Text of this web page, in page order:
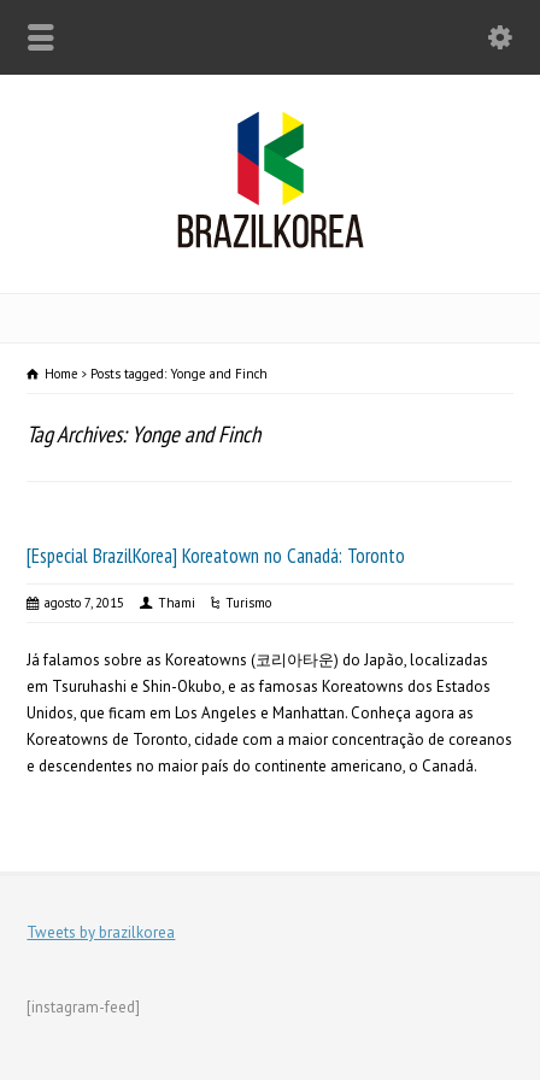
Home Posts tagged: Yonge and Finch
Tag Archives: Yonge and Finch
[Especial BrazilKorea] Koreatown no Canadá: Toronto
agosto 7, 2015 Thami Turismo
Já falamos sobre as Koreatowns (코리아타운) do Japão, localizadas
em Tsuruhashi e Shin-Okubo, e as famosas Koreatowns dos Estados
Unidos, que ficam em Los Angeles e Manhattan. Conheça agora as
Koreatowns de Toronto, cidade com a maior concentração de coreanos
e descendentes no maior país do continente americano, o Canadá.
Tweets by brazilkorea
[instagram-feed]